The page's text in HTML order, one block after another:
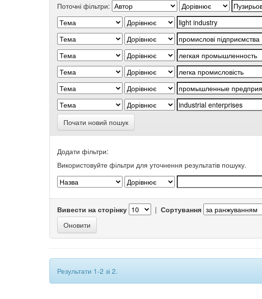
Поточні фільтри:
Почати новий пошук
Додати фільтри:
Використовуйте фільтри для уточнення результатів пошуку.
Вивести на сторінку | Сортування
Результати 1-2 зі 2.